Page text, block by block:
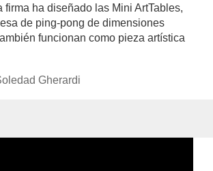
firma ha diseñado las Mini ArtTables,
de ping-pong de dimensiones
funcionan como pieza artística
www.experimenta.es/author/soledad-
Gherardi